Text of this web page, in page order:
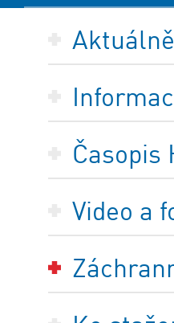
Aktuálně
Časopis
Video a